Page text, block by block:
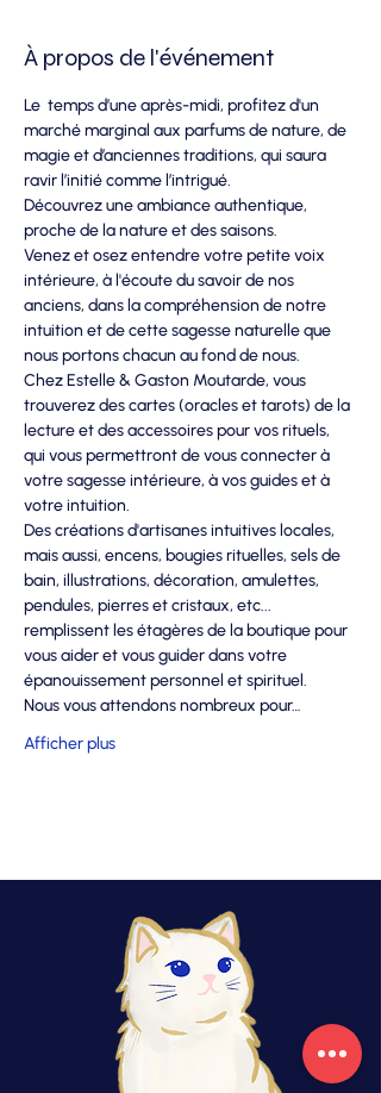
À propos de l'événement
Le  temps d’une après-midi, profitez d'un
marché marginal aux parfums de nature, de
magie et d’anciennes traditions, qui saura
ravir l’initié comme l’intrigué.
Découvrez une ambiance authentique,
proche de la nature et des saisons.
Venez et osez entendre votre petite voix
intérieure, à l'écoute du savoir de nos
anciens, dans la compréhension de notre
intuition et de cette sagesse naturelle que
nous portons chacun au fond de nous.
Chez Estelle & Gaston Moutarde, vous
trouverez des cartes (oracles et tarots) de la
lecture et des accessoires pour vos rituels,
qui vous permettront de vous connecter à
votre sagesse intérieure, à vos guides et à
votre intuition.
Des créations d'artisanes intuitives locales,
mais aussi, encens, bougies rituelles, sels de
bain, illustrations, décoration, amulettes,
pendules, pierres et cristaux, etc...
remplissent les étagères de la boutique pour
vous aider et vous guider dans votre
épanouissement personnel et spirituel.
Nous vous attendons nombreux pour…
Afficher plus